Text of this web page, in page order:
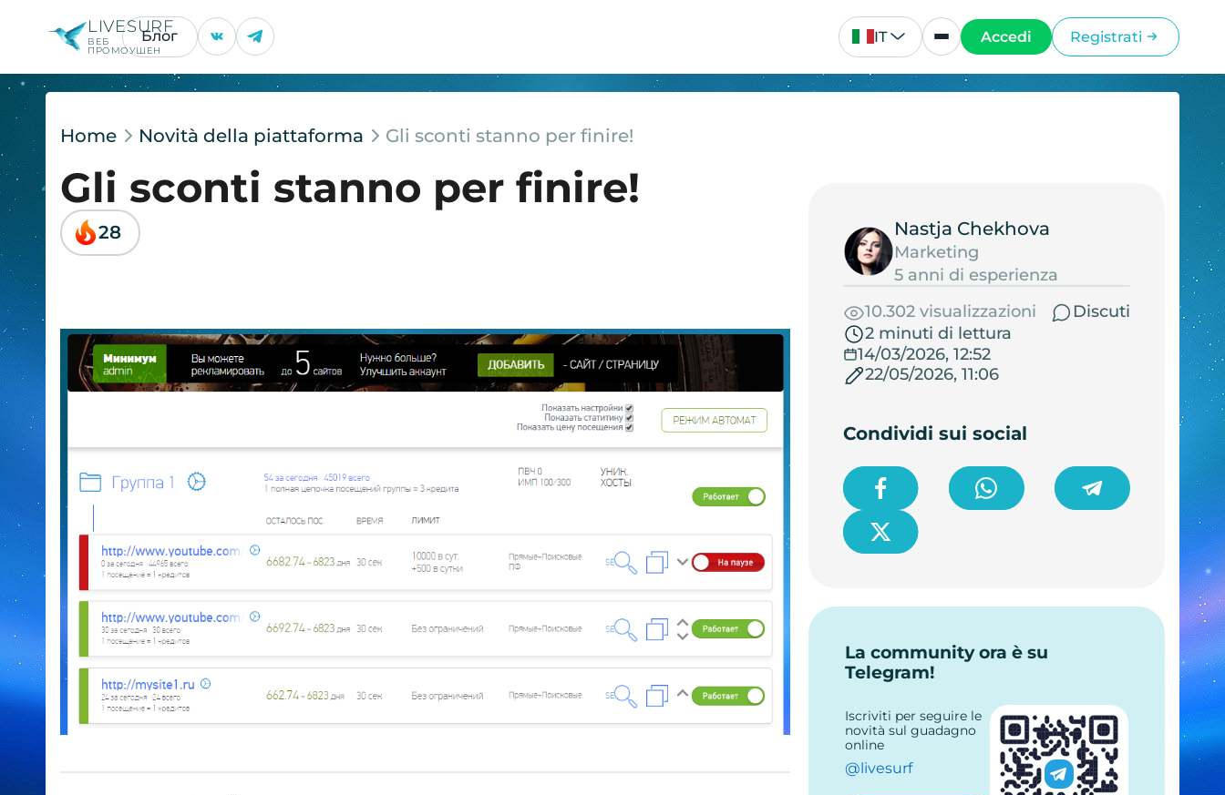
LIVESURF
ВЕБ
ПРОМОУШЕН
Блог IT Accedi Registrati
Home Novità della piattaforma Gli sconti stanno per finire!
Gli sconti stanno per finire!
28 Nastja Chekhova
Marketing
5 anni di esperienza
10.302 visualizzazioni
Discuti
2 minuti di lettura
14/03/2026, 12:52
22/05/2026, 11:06
Condividi sui social
La community ora è su
Telegram!
Iscriviti per seguire le
novità sul guadagno
online
@livesurf